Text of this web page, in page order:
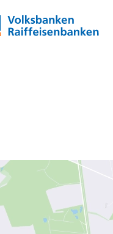
VR Banking App